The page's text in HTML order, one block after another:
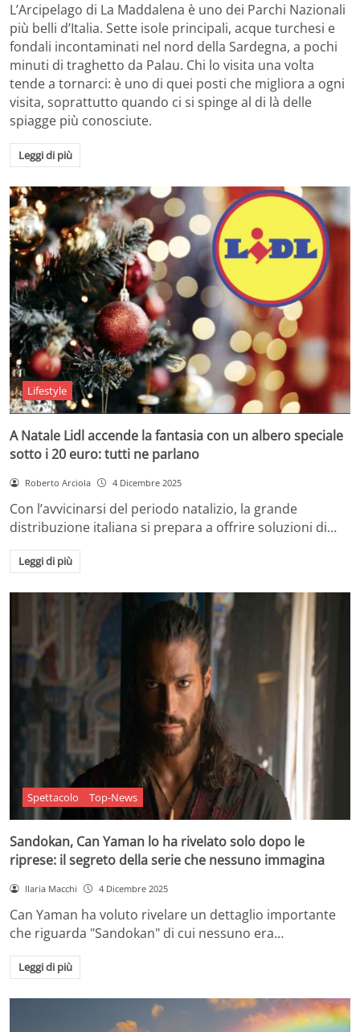
L’Arcipelago di La Maddalena è uno dei Parchi Nazionali
più belli d’Italia. Sette isole principali, acque turchesi e
fondali incontaminati nel nord della Sardegna, a pochi
minuti di traghetto da Palau. Chi lo visita una volta
tende a tornarci: è uno di quei posti che migliora a ogni
visita, soprattutto quando ci si spinge al di là delle
spiagge più conosciute.
Leggi di più
Lifestyle
A Natale Lidl accende la fantasia con un albero speciale
sotto i 20 euro: tutti ne parlano
Roberto Arciola 4 Dicembre 2025
Con l’avvicinarsi del periodo natalizio, la grande
distribuzione italiana si prepara a offrire soluzioni di…
Leggi di più
Spettacolo Top-News
Sandokan, Can Yaman lo ha rivelato solo dopo le
riprese: il segreto della serie che nessuno immagina
Ilaria Macchi 4 Dicembre 2025
Can Yaman ha voluto rivelare un dettaglio importante
che riguarda "Sandokan" di cui nessuno era…
Leggi di più